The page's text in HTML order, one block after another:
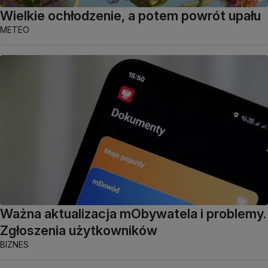
Wielkie ochłodzenie, a potem powrót upału
METEO
Ważna aktualizacja mObywatela i problemy.
Zgłoszenia użytkowników
BIZNES